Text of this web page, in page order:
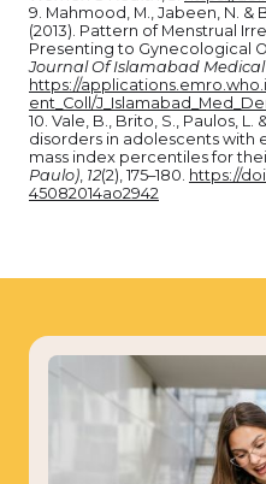
9. Mahmood, M., Jabeen, N. &
(2013). Pattern of Menstrual
Presenting to Gynecological
Journal Of Islamabad Medical
https://
ent_Coll/
10. Vale, B., Brito, S., Paulos,
disorders in adolescents with
mass index percentiles for
Paulo), 12(2), 175–180. https://
45082014ao2942